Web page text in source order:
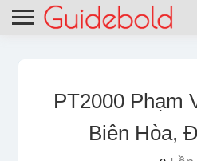
PT2000 Phạm
Biên Hòa,